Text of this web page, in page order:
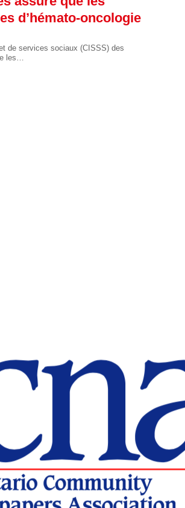
d’hémato-oncologie
de services sociaux (CISSS) des
les…